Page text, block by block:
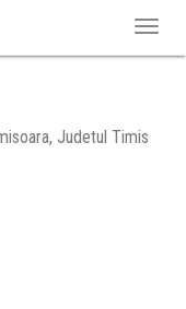
Judetul Timis